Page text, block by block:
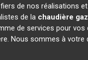
de nos réalisations
de la chaudière
de services pour vos
Nous sommes à votre